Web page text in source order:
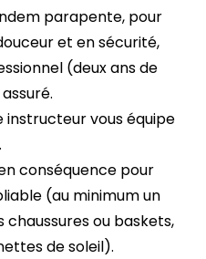
parapente, pour
et en sécurité,
(deux ans de
instructeur vous équipe
conséquence pour
(au minimum un
ou baskets,
de soleil).